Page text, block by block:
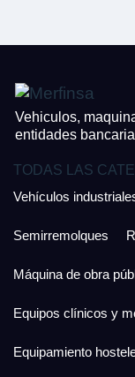
Vehiculos,
entidades
TODAS LAS
Vehículos
Semirremolques
Máquina de obra
Equipos clínicos y
Equipamiento
Acepto la Política
continuación